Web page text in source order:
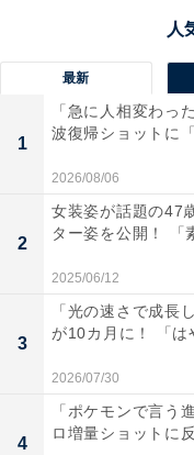
最新
1
「急に人相変わっ
波復帰ショットに
2026/08/06
2
女装姿が話題の47
ター姿を公開！ 「
2025/06/12
3
「光の速さで成長
が10カ月に！ 「
2026/07/30
4
「ポケモンで言う
ロ増量ショットに